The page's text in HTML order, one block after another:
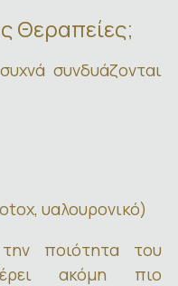
Θεραπείες;
συνδυάζονται
υαλουρονικό)
ποιότητα του
ακόμη πιο